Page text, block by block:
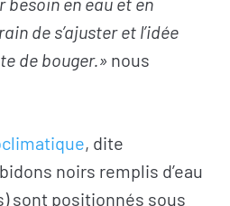
de s’ajuster et l’idée
de bouger.» nous
, dite
noirs remplis d’eau
sont positionnés sous